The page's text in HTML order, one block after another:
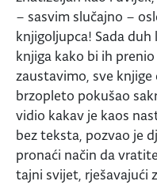
– sasvim slučajno –
knjigoljupca! Sada
knjiga kako bi ih
zaustavimo, sve
brzopleto pokušao
vidio kakav je kaos
bez teksta, pozvao je
pronaći način da
tajni svijet, rješavajući